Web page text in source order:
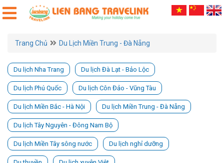
Trang Chủ Du Lịch Miền Trung - Đà Nẵng
Du lịch Nha Trang Du lịch Đà Lạt - Bảo Lộc
Du lịch Phú Quốc Du lịch Côn Đảo - Vũng Tàu
Du lịch Miền Bắc - Hà Nội Du lịch Miền Trung - Đà Nẵng
Du lịch Tây Nguyên - Đông Nam Bộ
Du lịch Miền Tây sông nước Du lịch nghỉ dưỡng